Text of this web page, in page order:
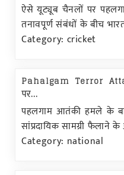
ऐसे यूट्यूब चैनलों पर
तनावपूर्ण संबंधों के बीच
Category: cricket
Pahalgam Terror
पर...
पहलगाम आतंकी हमले के
सांप्रदायिक सामग्री फैलाने
Category: national